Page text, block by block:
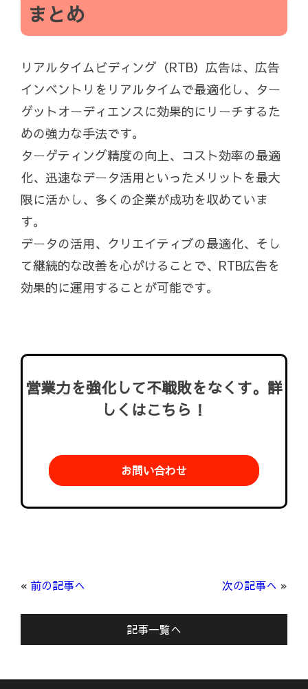
まとめ
リアルタイムビディング（RTB）広告は、広告
インベントリをリアルタイムで最適化し、ター
ゲットオーディエンスに効果的にリーチするた
めの強力な手法です。
ターゲティング精度の向上、コスト効率の最適
化、迅速なデータ活用といったメリットを最大
限に活かし、多くの企業が成功を収めていま
す。
データの活用、クリエイティブの最適化、そし
て継続的な改善を心がけることで、RTB広告を
効果的に運用することが可能です。
営業力を強化して不戦敗をなくす。詳
しくはこちら！
お問い合わせ
« 前の記事へ 次の記事へ »
記事一覧へ